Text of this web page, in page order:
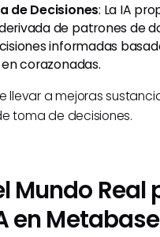
de Decisiones: La IA
de patrones de
informadas
corazonadas.
llevar a mejoras
toma de decisiones.
Mundo Real
en Metabase